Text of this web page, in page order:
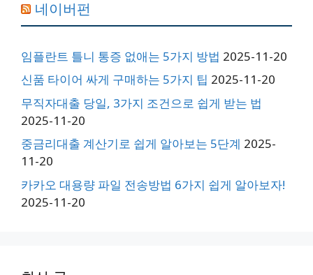
네이버펀
임플란트 틀니 통증 없애는 5가지 방법 2025-11-20
신품 타이어 싸게 구매하는 5가지 팁 2025-11-20
무직자대출 당일, 3가지 조건으로 쉽게 받는 법
2025-11-20
중금리대출 계산기로 쉽게 알아보는 5단계 2025-
11-20
카카오 대용량 파일 전송방법 6가지 쉽게 알아보자!
2025-11-20